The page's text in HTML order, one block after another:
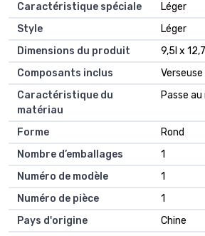
Caractéristique spéciale
Léger
Style
Léger
Dimensions du produit
9,5l x
Composants inclus
Caractéristique du
matériau
Passe
Forme
Rond
Nombre d’emballages
1
Numéro de modèle
1
Numéro de pièce
1
Pays d'origine
Chine